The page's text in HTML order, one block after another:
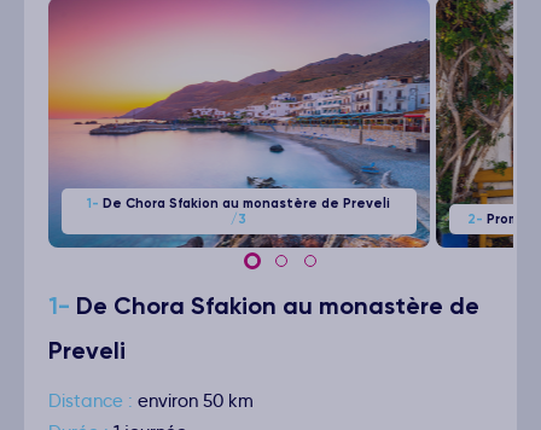
1- De Chora Sfakion au monastère de Preveli
/3
2-
1- De Chora Sfakion au monastère de
Preveli
Distance : environ 50 km